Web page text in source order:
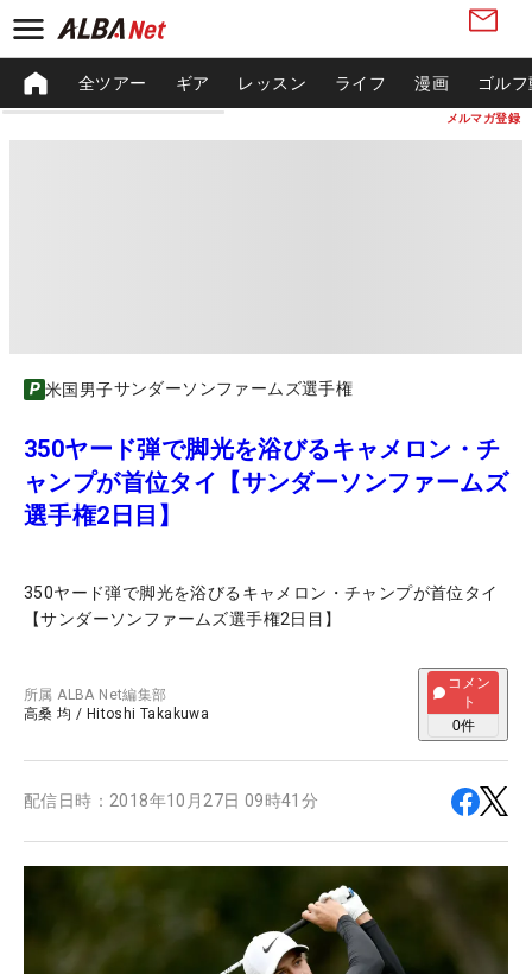
メルマガ登録
全ツアー ギア レッスン ライフ 漫画 ゴル
米国男子サンダーソンファームズ選手権
350ヤード弾で脚光を浴びるキャメロン・チ
ャンプが首位タイ【サンダーソンファームズ
選手権2日目】
350ヤード弾で脚光を浴びるキャメロン・チャンプが首位タイ
【サンダーソンファームズ選手権2日目】
所属ALBA Net編集部
高桑 均 / Hitoshi Takakuwa
コメン
ト
0件
配信日時： 2018年10月27日 09時41分